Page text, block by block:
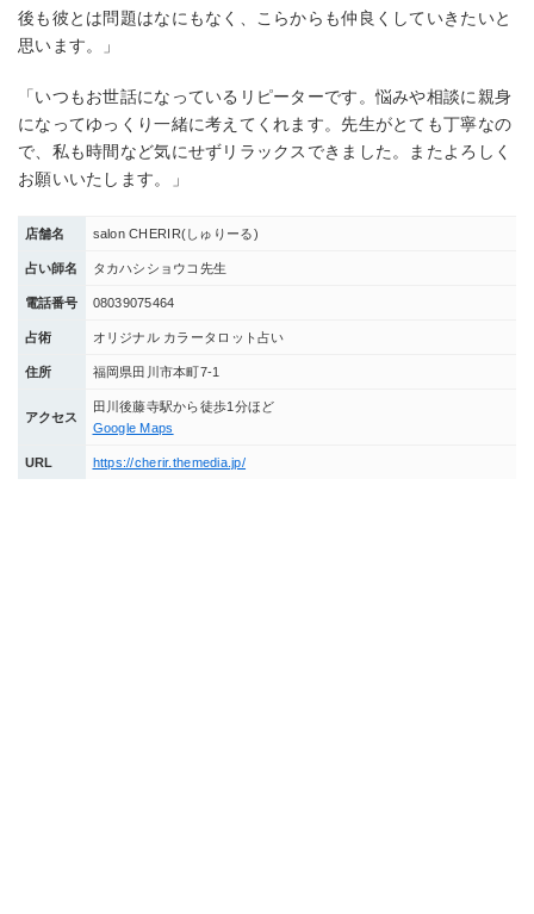
後も彼とは問題はなにもなく、こらからも仲良くしていきたいと
思います。」
「いつもお世話になっているリピーターです。悩みや相談に親身
になってゆっくり一緒に考えてくれます。先生がとても丁寧なの
で、私も時間など気にせずリラックスできました。またよろしく
お願いいたします。」
店舗名 salon CHERIR(しゅりーる)
占い師名 タカハシショウコ先生
電話番号 08039075464
占術 オリジナル カラータロット占い
住所 福岡県田川市本町7-1
アクセス
田川後藤寺駅から徒歩1分ほど
Google Maps
URL https://cherir.themedia.jp/